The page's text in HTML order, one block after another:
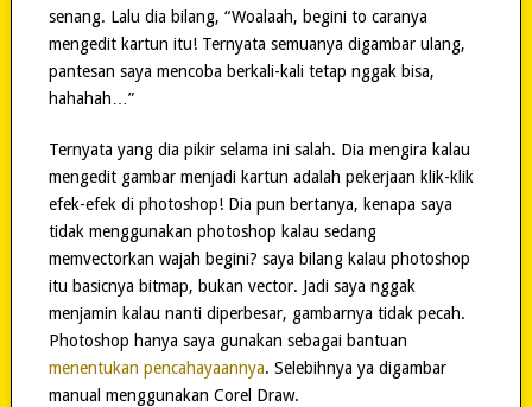
senang. Lalu dia bilang, “Woalaah, begini to caranya
mengedit kartun itu! Ternyata semuanya digambar ulang,
pantesan saya mencoba berkali-kali tetap nggak bisa,
hahahah…”
Ternyata yang dia pikir selama ini salah. Dia mengira kalau
mengedit gambar menjadi kartun adalah pekerjaan klik-klik
efek-efek di photoshop! Dia pun bertanya, kenapa saya
tidak menggunakan photoshop kalau sedang
memvectorkan wajah begini? saya bilang kalau photoshop
itu basicnya bitmap, bukan vector. Jadi saya nggak
menjamin kalau nanti diperbesar, gambarnya tidak pecah.
Photoshop hanya saya gunakan sebagai bantuan
menentukan pencahayaannya. Selebihnya ya digambar
manual menggunakan Corel Draw.